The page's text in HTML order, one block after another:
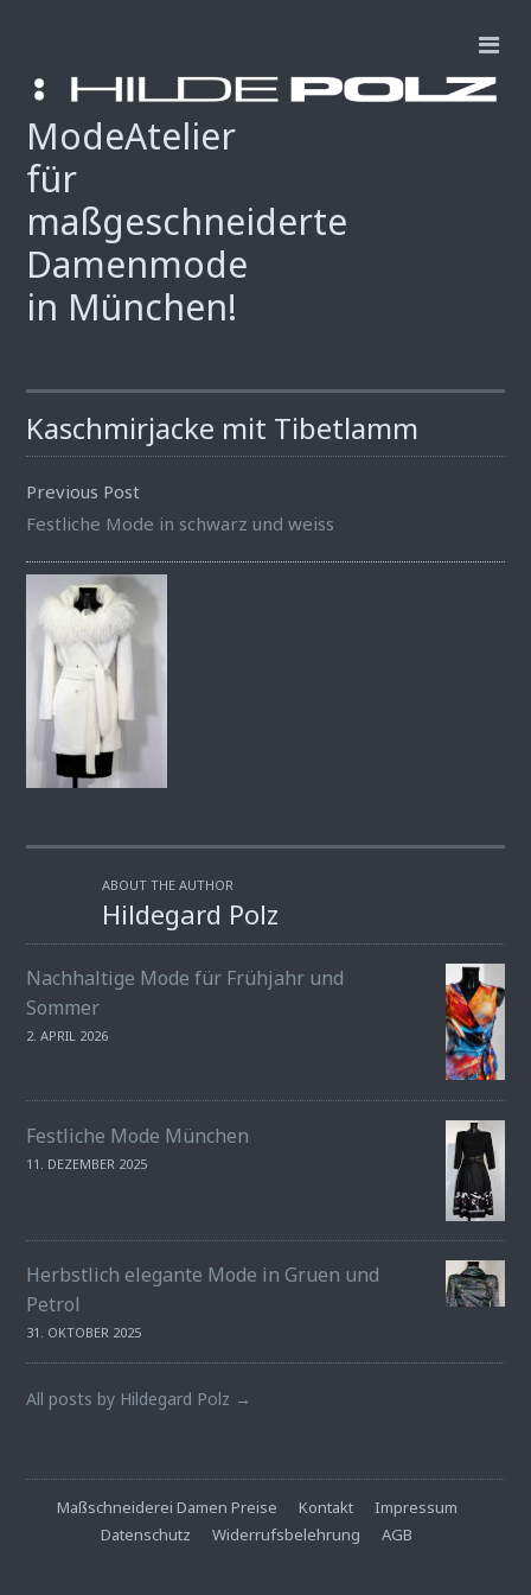
ModeAtelier
für
maßgeschneiderte
Damenmode
in München!
Kaschmirjacke mit Tibetlamm
Previous Post
Festliche Mode in schwarz und weiss
ABOUT THE AUTHOR
Hildegard Polz
Nachhaltige Mode für Frühjahr und
Sommer
2. APRIL 2026
Festliche Mode München
11. DEZEMBER 2025
Herbstlich elegante Mode in Gruen und
Petrol
31. OKTOBER 2025
All posts by Hildegard Polz →
Maßschneiderei Damen Preise Kontakt
Impressum
Datenschutz
Widerrufsbelehrung AGB